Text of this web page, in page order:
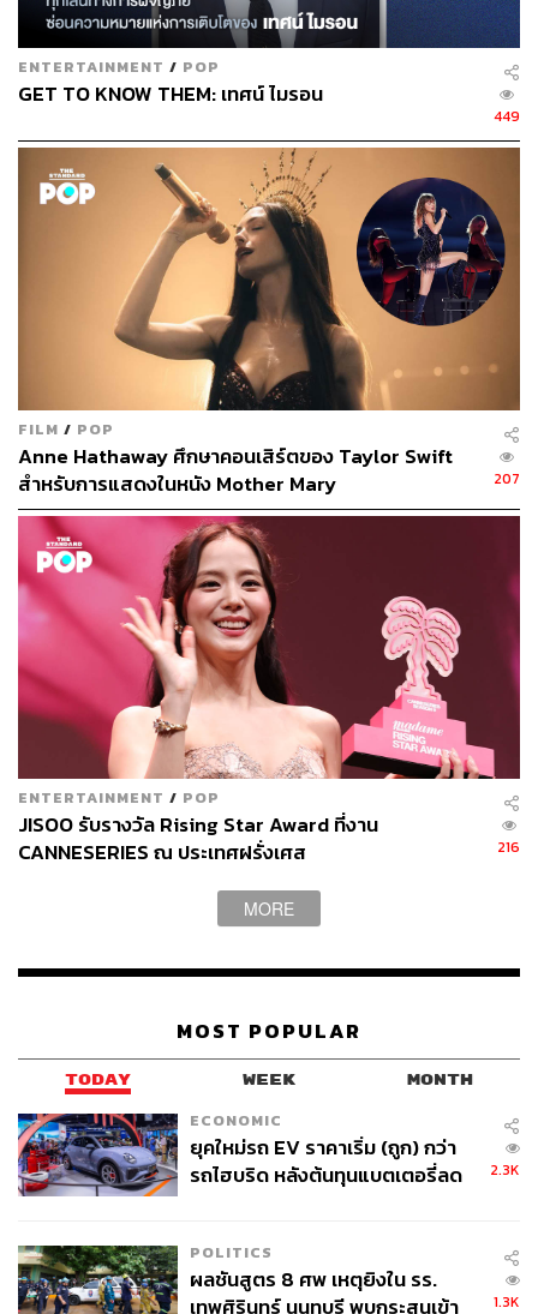
ภาพยนตร์ Moon Young (2013)
ภาพยนตร์1987: When The Day Comes
จุดเริ่มต้นในวงการ
คิมแทรี เป็นคนกรุงโซลโดยกำเนิด เรียนจบไฮสคูลและเรียน
ต่อปริญญาตรีนิเทศศาสตร์ มหาวิทยาลัยคยองฮี ในปี 2012
ความฝันด้านการแสดงของเธอเกิดขึ้นที่นี่ ระหว่างเรียนอยู่ชั้น
ปีที่ 2 จากการเข้าชมรมละครเวทีทำให้หลังจากจบปริญญา
ตรีคิมแทรีทำงานเป็นทีมงานให้กับ Daehakro Art Theatre
พร้อมๆ กับทำงานพาร์ตไทม์ในร้านสะดวกซื้อและคาเฟ่ ก่อน
จะค่อยๆ ไขว่คว้าความฝัน จนได้รับบทในละครเวทีหลาย
เรื่องตามมา
ในปี 2013 คิมแทรีนำแสดงภาพยนตร์สั้น ความยาว 43 นาที
2015 ที่งานเทศกาล Seoul Independent Film Festival ก่อน
ออกฉายล่าช้า ทำให้คิมแทรีไม่ได้เป็นที่รู้จักมากนัก ในช่วงปี
2013-2015 เธอจึงมีผลงานถ่ายโฆษณาและปรากฏตัวในหนัง
สั้นหลายเรื่อง รวมถึงการไปออดิชันบทสำคัญต่างๆ แต่ก็ยังไม่
ได้รับคำตอบที่เป็นข่าวดี
จนกระทั่งได้รับโอกาสงานแสดงภาพยนตร์The
Handmaidenที่มีฉากอีโรติกถึงเนื้อถึงตัวอยู่พอสมควร แต่
มาด้วยผลงาน1987: When The Day Comes
ภาพยนตร์อิงการเมือง ช่วงหลังเหตุการณ์ประท้วงใหญ่ที่
ENTERTAINMENT / POP
GET TO KNOW THEM: เทศน์ ไมรอน
449
FILM / POP
Anne Hathaway ศึกษาคอนเสิร์ตของ Taylor Swift
สำหรับการแสดงในหนัง Mother Mary
207
ENTERTAINMENT / POP
JISOO รับรางวัล Rising Star Award ที่งาน
CANNESERIES ณ ประเทศฝรั่งเศส
216
MORE
MOST POPULAR
TODAY WEEK MONTH
ECONOMIC
ยุคใหม่รถ EV ราคาเริ่ม (ถูก) กว่า
รถไฮบริด หลังต้นทุนแบตเตอรี่ลด
2.3K
POLITICS
ผลชันสูตร 8 ศพ เหตุยิงใน รร.
เทพศิรินทร์ นนทบุรี พบกระสุนเข้า
1.3K